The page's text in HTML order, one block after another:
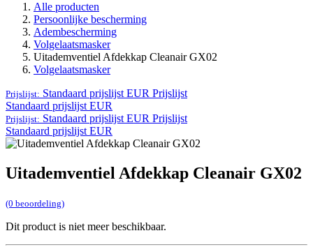
Alle producten
Persoonlijke bescherming
Adembescherming
Volgelaatsmasker
Uitademventiel Afdekkap Cleanair GX02
Volgelaatsmasker
Prijslijst: Standaard prijslijst EUR Prijslijst
Standaard prijslijst EUR
Prijslijst: Standaard prijslijst EUR Prijslijst
Standaard prijslijst EUR
Uitademventiel Afdekkap Cleanair GX02
(0 beoordeling)
Dit product is niet meer beschikbaar.